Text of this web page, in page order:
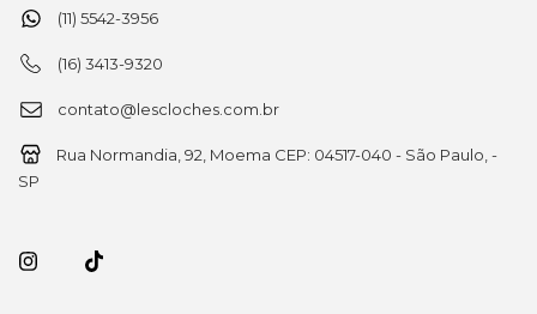
(11) 5542-3956
(16) 3413-9320
contato@lescloches.com.br
Rua Normandia, 92, Moema CEP: 04517-040 - São Paulo, -
SP